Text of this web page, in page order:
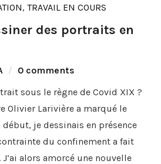
, TRAVAIL EN COURS
des portraits en
0 comments
sous le règne de Covid XIX ?
Olivier Larivière a marqué le
je dessinais en présence
du confinement a fait
alors amorcé une nouvelle